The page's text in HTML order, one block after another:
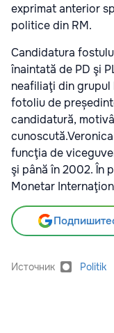
exprimat anterior
politice din RM.
Candidatura
înaintată de PD şi
neafiliaţi din grupul
fotoliu de
candidatură,
funcţia de
şi până în 2002. În
Monetar
Источник Politik